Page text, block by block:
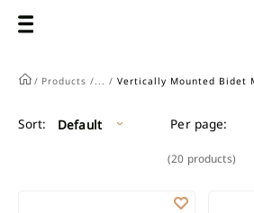
/ Products / ... / Vertically Mounted Bidet
Sort: Default Per page:
(20 products)